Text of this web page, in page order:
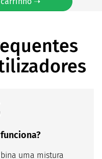
uma mistura